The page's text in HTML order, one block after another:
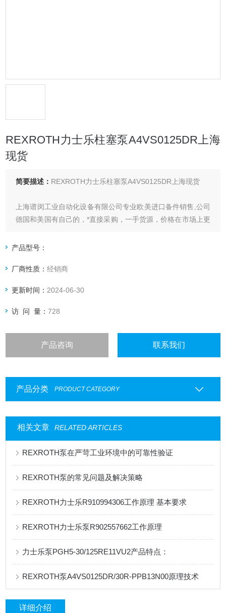
REXROTH力士乐柱塞泵A4VS0125DR上海
现货
简要描述： REXROTH力士乐柱塞泵A4VS0125DR上海现货
上海谱闵工业自动化设备有限公司专业欧美进口备件销售,公司
德国和美国有自己的，*直接采购，一手货源，价格在市场上更
给我们提供固定折扣，确保我们给客户惠的价格
渠道广: 除了现货，我们跟欧洲许多有直接的业务关系，使我
们可以采购到由于保护而不能报价的品
产品型号：
厂商性质：经销商
更新时间： 2024-06-30
访 问 量：728
产品咨询 联系我们
产品分类 PRODUCT CATEGORY
相关文章 RELATED ARTICLES
REXROTH泵在严苛工业环境中的可靠性验证
REXROTH泵的常见问题及解决策略
REXROTH力士乐R910994306工作原理 基本要求
REXROTH力士乐泵R902557662工作原理
力士乐泵PGH5-30/125RE11VU2产品特点：
REXROTH泵A4VS0125DR/30R-PPB13N00原理技术
详细介绍